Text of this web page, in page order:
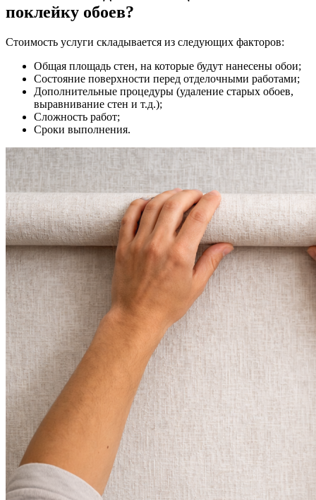
поклейку обоев?
Стоимость услуги складывается из следующих факторов:
Общая площадь стен, на которые будут нанесены обои;
Состояние поверхности перед отделочными работами;
Дополнительные процедуры (удаление старых обоев,
выравнивание стен и т.д.);
Сложность работ;
Сроки выполнения.